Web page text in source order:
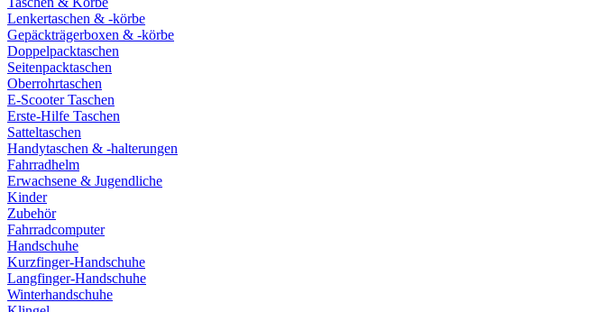
Lenkertaschen & -körbe
Gepäckträgerboxen & -körbe
Doppelpacktaschen
Seitenpacktaschen
Oberrohrtaschen
E-Scooter Taschen
Erste-Hilfe Taschen
Satteltaschen
Handytaschen & -halterungen
Fahrradhelm
Erwachsene & Jugendliche
Kinder
Zubehör
Fahrradcomputer
Handschuhe
Kurzfinger-Handschuhe
Langfinger-Handschuhe
Winterhandschuhe